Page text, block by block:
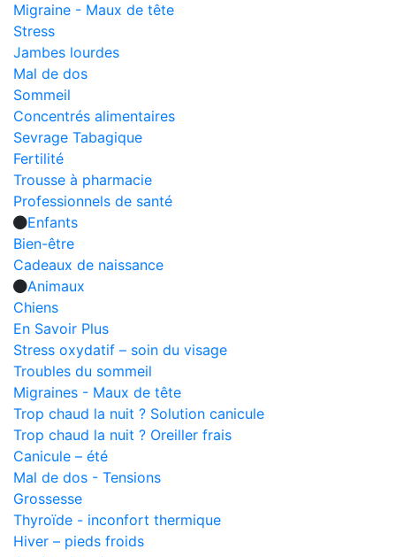
Migraine - Maux de tête
Stress
Jambes lourdes
Mal de dos
Sommeil
Concentrés alimentaires
Sevrage Tabagique
Fertilité
Trousse à pharmacie
Professionnels de santé
Enfants
Bien-être
Cadeaux de naissance
Animaux
Chiens
En Savoir Plus
Stress oxydatif – soin du visage
Troubles du sommeil
Migraines - Maux de tête
Trop chaud la nuit ? Solution canicule
Trop chaud la nuit ? Oreiller frais
Canicule – été
Mal de dos - Tensions
Grossesse
Thyroïde - inconfort thermique
Hiver – pieds froids